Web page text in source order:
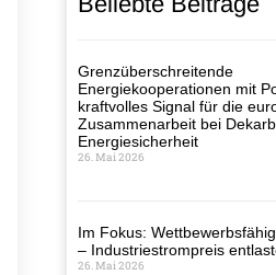
Grenzüberschreitende
Energiekooperationen mit
kraftvolles Signal für die
Zusammenarbeit bei
Energiesicherheit
26. Mai 2026
Im Fokus:
– Industriestrompreis
26. Mai 2026